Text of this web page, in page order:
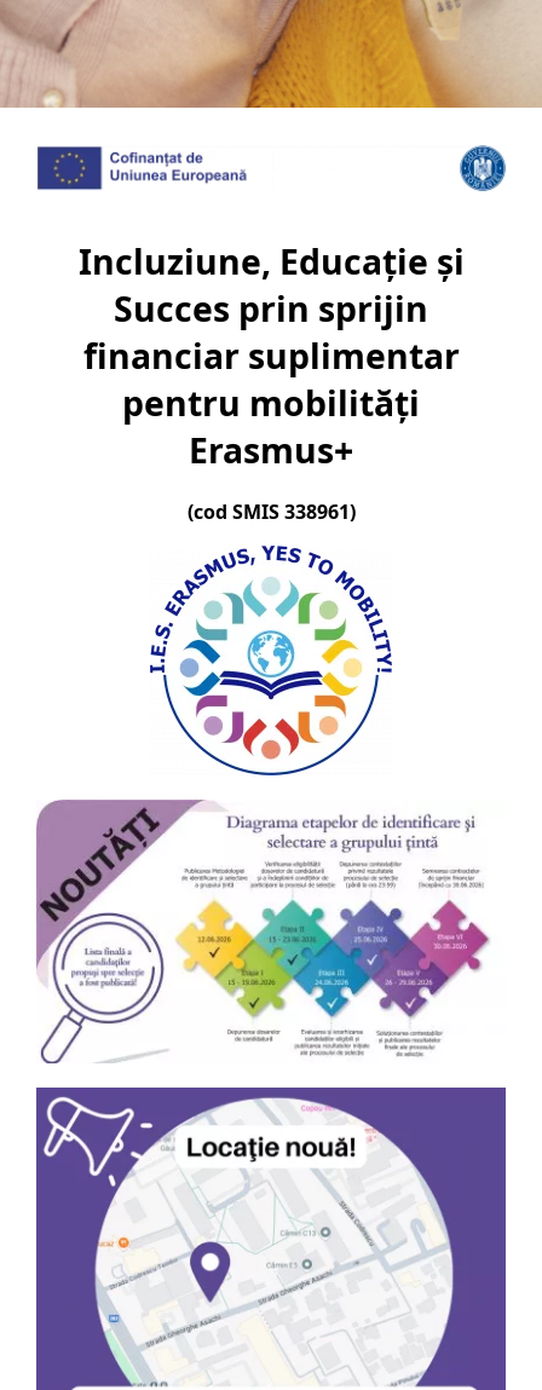
Incluziune, Educaţie şi
Succes prin sprijin
financiar suplimentar
pentru mobilităţi
Erasmus+
(cod SMIS 338961)